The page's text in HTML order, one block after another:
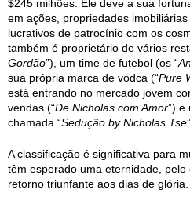
$245 milhões. Ele deve a sua
em ações, propriedades
lucrativos de patrocínio com os
também é proprietário de vários
Gordão”), um time de futebol (os “
sua própria marca de vodca (“Pure
está entrando no mercado jovem
vendas (“De Nicholas com Amor”) e
chamada “Sedução by Nicholas Tse”.
A classificação é significativa para
têm esperado uma eternidade, pelo
retorno triunfante aos dias de glória.